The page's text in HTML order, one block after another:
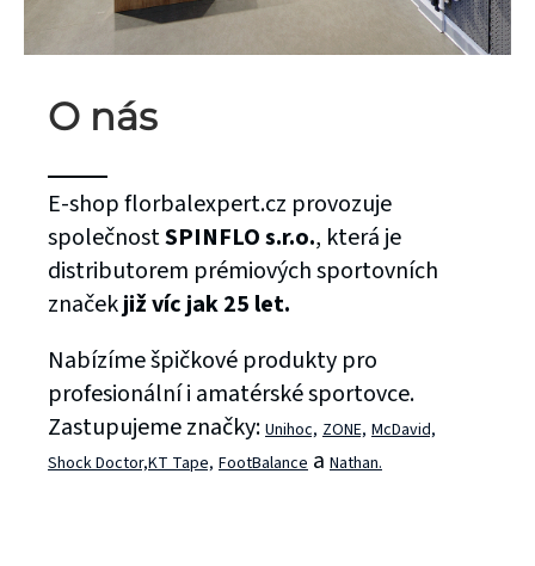
O nás
E-shop florbalexpert.cz provozuje
společnostSPINFLO s.r.o., která je
distributorem prémiových sportovních
značekjiž víc jak 25 let.
Nabízíme špičkové produkty pro
profesionální i amatérské sportovce.
Zastupujeme značky: Unihoc, ZONE, McDavid,
Shock Doctor,KT Tape, FootBalance a Nathan.